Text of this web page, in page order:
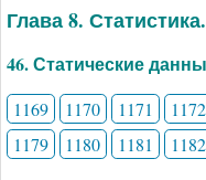
Глава 8.
46. Статические
1169 1170 1171 1172
1179
1180 1181 1182